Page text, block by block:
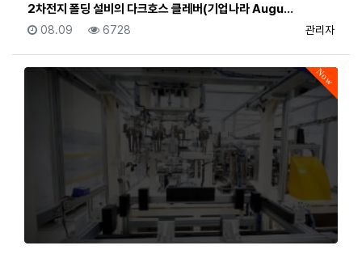
2차전지 폴딩 설비의 다크호스 클레버(기업나라 Augu…
등록자
관리자
등록일
08.09 조회
6728
Now